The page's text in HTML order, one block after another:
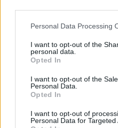
Personal Data Processing
I want to opt-out of the
personal data.
Opted In
I want to opt-out of the
Personal Data.
Opted In
I want to opt-out of
Personal Data for Targeted